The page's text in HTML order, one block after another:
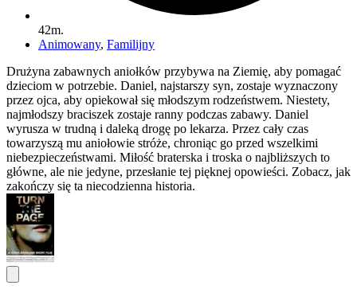
42m.
Animowany, Familijny
Drużyna zabawnych aniołków przybywa na Ziemię, aby pomagać
dzieciom w potrzebie. Daniel, najstarszy syn, zostaje wyznaczony
przez ojca, aby opiekował się młodszym rodzeństwem. Niestety,
najmłodszy braciszek zostaje ranny podczas zabawy. Daniel
wyrusza w trudną i daleką drogę po lekarza. Przez cały czas
towarzyszą mu aniołowie stróże, chroniąc go przed wszelkimi
niebezpieczeństwami. Miłość braterska i troska o najbliższych to
główne, ale nie jedyne, przesłanie tej pięknej opowieści. Zobacz, jak
zakończy się ta niecodzienna historia.